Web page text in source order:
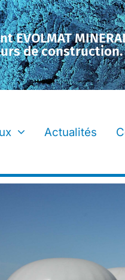
EVOLMAT
de construction.
Actualités